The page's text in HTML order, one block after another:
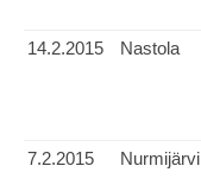
14.2.2015
Nastola
7.2.2015
Nurmijärvi